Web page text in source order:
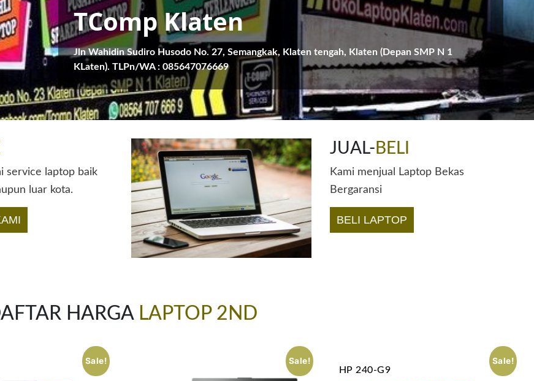
TComp Klaten
Jln Wahidin Sudiro Husodo No. 27, Semangkak, Klaten tengah, Klaten (Depan SMP N 1
KLaten). TLPn/WA : 085647076669
service laptop baik
luar kota.
JUAL- BELI
Kami menjual Laptop Bekas
Bergaransi
BELI LAPTOP
HARGA LAPTOP 2ND
Sale! Sale!
Sale!
HP 240-G9